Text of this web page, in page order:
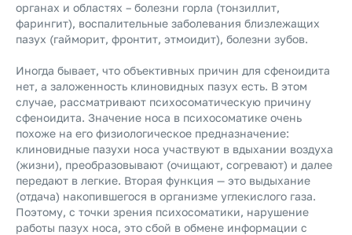
органах и областях – болезни горла (тонзиллит,
фарингит), воспалительные заболевания близлежащих
пазух (гайморит, фронтит, этмоидит), болезни зубов.
Иногда бывает, что объективных причин для сфеноидита
нет, а заложенность клиновидных пазух есть. В этом
случае, рассматривают психосоматическую причину
сфеноидита. Значение носа в психосоматике очень
похоже на его физиологическое предназначение:
клиновидные пазухи носа участвуют в вдыхании воздуха
(жизни), преобразовывают (очищают, согревают) и далее
передают в легкие. Вторая функция — это выдыхание
(отдача) накопившегося в организме углекислого газа.
Поэтому, с точки зрения психосоматики, нарушение
работы пазух носа, это сбой в обмене информации с